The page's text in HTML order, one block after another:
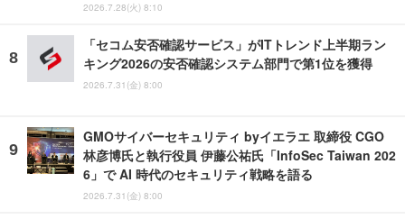
2026.7.28(火) 8:10
「セコム安否確認サービス」がITトレンド上半期ラン
キング2026の安否確認システム部門で第1位を獲得
2026.7.31(金) 8:00
GMOサイバーセキュリティ byイエラエ 取締役 CGO
林彦博氏と執行役員 伊藤公祐氏「InfoSec Taiwan 202
6」で AI 時代のセキュリティ戦略を語る
2026.7.31(金) 8:00